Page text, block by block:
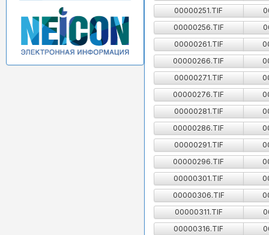
00000251.TIF
00000256.TIF
00000261.TIF
00000266.TIF
00000271.TIF
00000276.TIF
00000281.TIF
00000286.TIF
00000291.TIF
00000296.TIF
00000301.TIF
00000306.TIF
00000311.TIF
00000316.TIF